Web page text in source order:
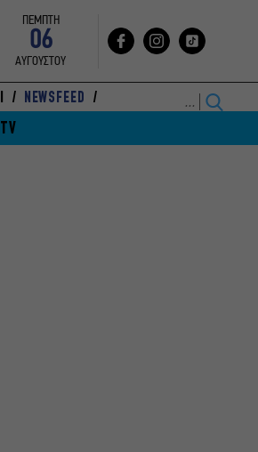
ΠΕΜΠΤΗ
06
ΑΥΓΟΥΣΤΟΥ
NEWSFEED
TV